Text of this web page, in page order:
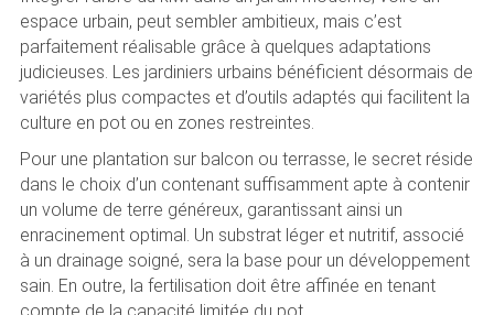
espace urbain, peut sembler ambitieux, mais c’est
parfaitement réalisable grâce à quelques adaptations
judicieuses. Les jardiniers urbains bénéficient désormais de
variétés plus compactes et d’outils adaptés qui facilitent la
culture en pot ou en zones restreintes.
Pour une plantation sur balcon ou terrasse, le secret réside
dans le choix d’un contenant suffisamment apte à contenir
un volume de terre généreux, garantissant ainsi un
enracinement optimal. Un substrat léger et nutritif, associé
à un drainage soigné, sera la base pour un développement
sain. En outre, la fertilisation doit être affinée en tenant
compte de la capacité limitée du pot.